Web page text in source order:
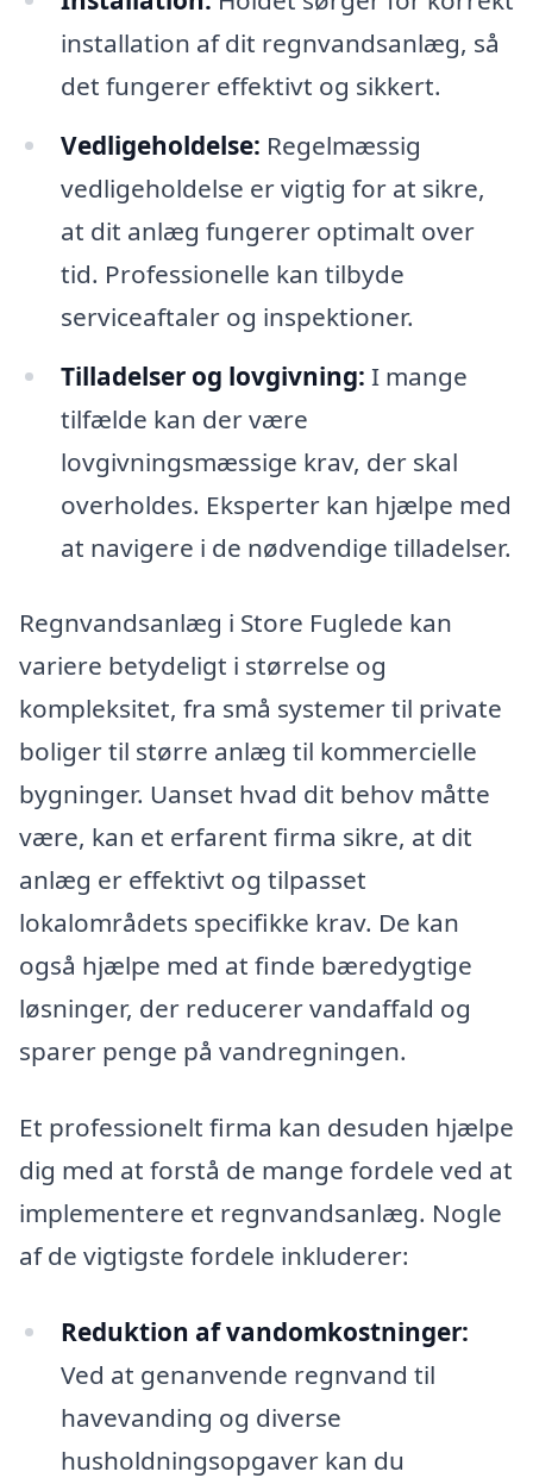
installation af dit regnvandsanlæg, så
det fungerer effektivt og sikkert.
Vedligeholdelse: Regelmæssig
vedligeholdelse er vigtig for at sikre,
at dit anlæg fungerer optimalt over
tid. Professionelle kan tilbyde
serviceaftaler og inspektioner.
Tilladelser og lovgivning: I mange
tilfælde kan der være
lovgivningsmæssige krav, der skal
overholdes. Eksperter kan hjælpe med
at navigere i de nødvendige tilladelser.
Regnvandsanlæg i Store Fuglede kan
variere betydeligt i størrelse og
kompleksitet, fra små systemer til private
boliger til større anlæg til kommercielle
bygninger. Uanset hvad dit behov måtte
være, kan et erfarent firma sikre, at dit
anlæg er effektivt og tilpasset
lokalområdets specifikke krav. De kan
også hjælpe med at finde bæredygtige
løsninger, der reducerer vandaffald og
sparer penge på vandregningen.
Et professionelt firma kan desuden hjælpe
dig med at forstå de mange fordele ved at
implementere et regnvandsanlæg. Nogle
af de vigtigste fordele inkluderer:
Reduktion af vandomkostninger:
Ved at genanvende regnvand til
havevanding og diverse
husholdningsopgaver kan du